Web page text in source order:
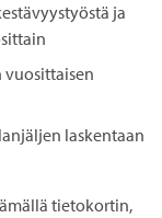
ja
laskentaan
tietokortin,